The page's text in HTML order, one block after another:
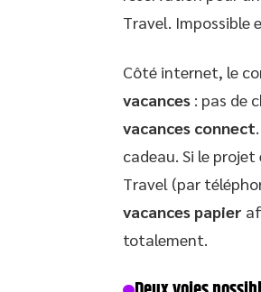
Travel. Impossible
Côté internet, le
vacances : pas de
vacances connect
cadeau. Si le
Travel (par
vacances papier
totalement.